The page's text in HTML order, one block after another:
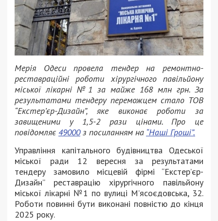
Мерія Одеси провела тендер на ремонтно-
реставраційні роботи хірургічного павільйону
міської лікарні №1 за майже 168 млн грн. За
результатами тендеру переможцем стало ТОВ
“Екстер’єр-Дизайн”, яке виконає роботи за
завищеними у 1,5-2 рази цінами. Про це
повідомляє 49000з посиланням на “Наші Гроші”.
Управління капітального будівництва Одеської
міської ради 12 вересня за результатами
тендеру замовило місцевій фірмі “Екстер’єр-
Дизайн” реставрацію хірургічного павільйону
міської лікарні №1 по вулиці М’ясоєдовська, 32.
Роботи повинні бути виконані повністю до кінця
2025 року.